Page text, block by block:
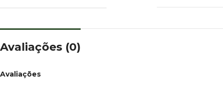
Avaliações (0)
Avaliações